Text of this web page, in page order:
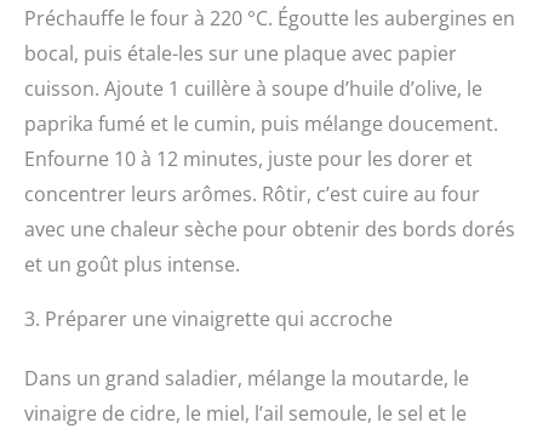
Préchauffe le four à 220 °C. Égoutte les aubergines en
bocal, puis étale-les sur une plaque avec papier
cuisson. Ajoute 1 cuillère à soupe d’huile d’olive, le
paprika fumé et le cumin, puis mélange doucement.
Enfourne 10 à 12 minutes, juste pour les dorer et
concentrer leurs arômes. Rôtir, c’est cuire au four
avec une chaleur sèche pour obtenir des bords dorés
et un goût plus intense.
3. Préparer une vinaigrette qui accroche
Dans un grand saladier, mélange la moutarde, le
vinaigre de cidre, le miel, l’ail semoule, le sel et le